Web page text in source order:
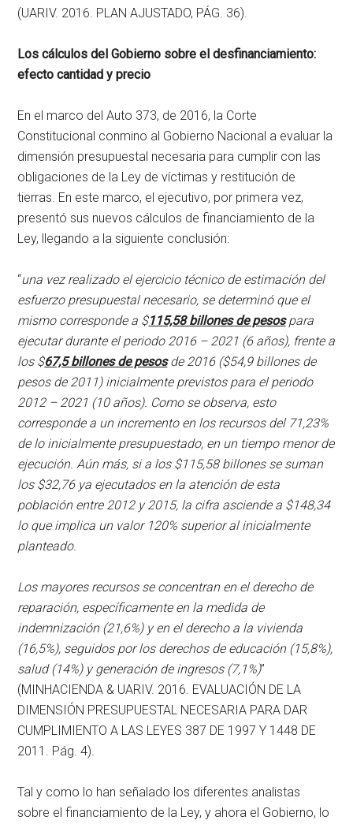
(UARIV. 2016. PLAN AJUSTADO, PÁG. 36).
Los cálculos del Gobierno sobre el desfinanciamiento:
efecto cantidad y precio
En el marco del Auto 373, de 2016, la Corte
Constitucional conmino al Gobierno Nacional a evaluar la
dimensión presupuestal necesaria para cumplir con las
obligaciones de la Ley de víctimas y restitución de
tierras. En este marco, el ejecutivo, por primera vez,
presentó sus nuevos cálculos de financiamiento de la
Ley, llegando a la siguiente conclusión:
“una vez realizado el ejercicio técnico de estimación del
esfuerzo presupuestal necesario, se determinó que el
mismo corresponde a $115,58 billones de pesospara
ejecutar durante el periodo 2016 – 2021 (6 años), frente a
los $67,5 billones de pesosde 2016 ($54,9 billones de
pesos de 2011) inicialmente previstos para el periodo
2012 – 2021 (10 años). Como se observa, esto
corresponde a un incremento en los recursos del 71,23%
de lo inicialmente presupuestado, en un tiempo menor de
ejecución. Aún más, si a los $115,58 billones se suman
los $32,76 ya ejecutados en la atención de esta
población entre 2012 y 2015, la cifra asciende a $148,34
lo que implica un valor 120% superior al inicialmente
planteado.
Los mayores recursos se concentran en el derecho de
reparación, específicamente en la medida de
indemnización (21,6%) y en el derecho a la vivienda
(16,5%), seguidos por los derechos de educación (15,8%),
salud (14%) y generación de ingresos (7,1%)”
(MINHACIENDA & UARIV. 2016. EVALUACIÓN DE LA
DIMENSIÓN PRESUPUESTAL NECESARIA PARA DAR
CUMPLIMIENTO A LAS LEYES 387 DE 1997 Y 1448 DE
2011. Pág. 4).
Tal y como lo han señalado los diferentes analistas
sobre el financiamiento de la Ley, y ahora el Gobierno, lo